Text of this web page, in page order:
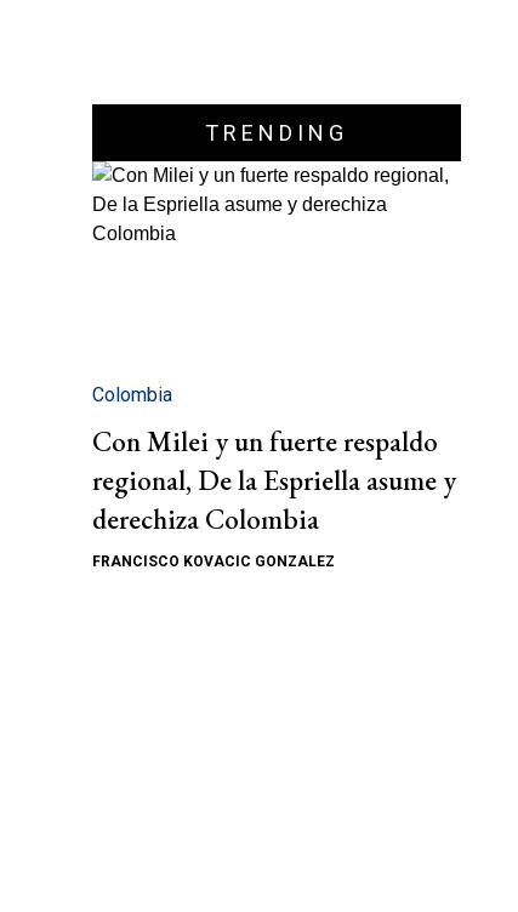
TRENDING
Colombia
Con Milei y un fuerte respaldo
regional, De la Espriella asume y
derechiza Colombia
FRANCISCO KOVACIC GONZALEZ